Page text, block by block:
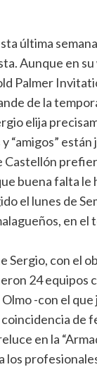
última
Aunque en
Palmer
de la
elija
“amigos”
Castellón
buena falta le
el lunes de
en
Sergio, con
24 equipos
-con el
de
en la
los